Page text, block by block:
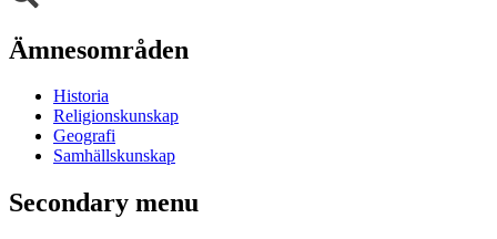
Ämnesområden
Historia
Religionskunskap
Geografi
Samhällskunskap
Secondary menu